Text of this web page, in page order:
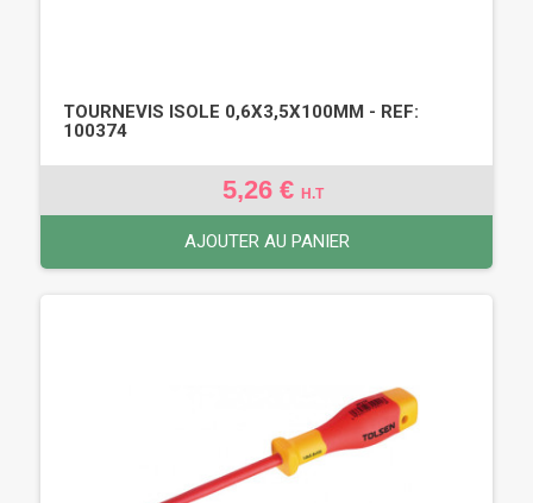
TOURNEVIS ISOLE 0,6X3,5X100MM - REF:
100374
5,26 € H.T
AJOUTER AU PANIER